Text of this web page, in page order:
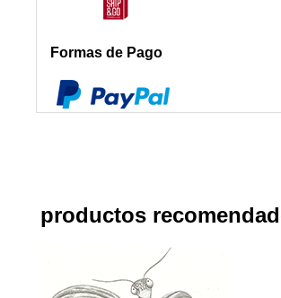
Formas de Pago
productos